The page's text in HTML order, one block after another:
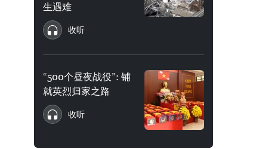
生遇难
收听
“500个昼夜战役”: 铺
就英烈归家之路
收听